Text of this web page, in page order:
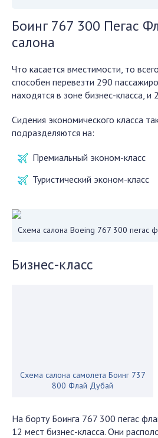
Боинг 767 300 Пегас
салона
Что касается вместимости, то
способен перевезти 290
находятся в зоне бизнес-класса, и
Сидения экономического класса
подразделяются на:
Премиальный эконом-класс
Туристический эконом-класс
Схема салона Boeing 767 300 пегас
Бизнес-класс
Схема салона самолета Боинг 737
800 Флай Дубай
На борту Боинга 767 300 пегас
12 мест бизнес-класса. Они